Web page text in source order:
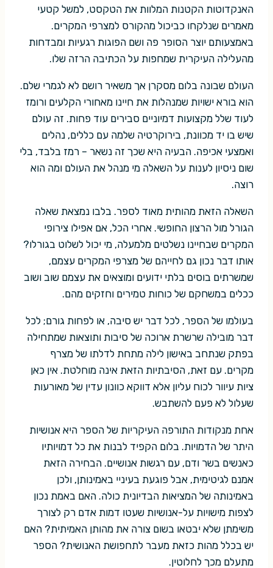
האנקדוטות הקטנות המלוות את הטקסט, למשל קטעי
מאמרים שנלקחו כביכול מהקורס למצרפי המקרים.
באמצעותם יוצר הסופר פה ושם הפוגות רגעיות ומבדחות
מהעלילה העיקרית שמחפות על הכתיבה הרזה שלו.
העולם שבונה בלום מסקרן אך משאיר רושם לא לגמרי שלם.
הוא בורא ישויות שמנהלות את חיינו מאחורי הקלעים ורומז
לעוד שלל מקצועות דמיוניים סבירים עוד פחות. זה עולם
שיש בו יד מכוונת, בירוקרטיה שלמה עם כללים, נהלים
ואמצעי אכיפה. הבעיה היא שכך זה נשאר – רמז בלבד, בלי
שום ניסיון לענות על השאלה מי מנהל את העולם ומה הוא
רוצה.
השאלה הזאת מהותית מאוד לספר. בלבו נמצאת שאלה
הגורל מול הרצון החופשי. אחרי הכל, אם אפילו צירופי
המקרים שבחיינו נשלטים מלמעלה, מי יכול לשלוט בגורלו?
אותו דבר נכון גם לחייהם של מצרפי המקרים עצמם,
שמשרתים בוסים בלתי ידועים ומוצאים את עצמם שוב ושוב
ככלים במשחקם של כוחות טמירים וחזקים מהם.
בעולמו של הספר, לכל דבר יש סיבה, או לפחות גורם; לכל
דבר מובילה שרשרת ארוכה של סיבות ותוצאות שמתחילה
בפתק שנתחב באישון לילה מתחת לדלתו של מצרף
מקרים. עם זאת, הסיבתיות הזאת אינה מוחלטת. אין כאן
ציות עיוור לכוח עליון אלא דווקא כוונון עדין של מאורעות
שעלול לא פעם להשתבש.
אחת מנקודות התורפה העיקריות של הספר היא אנושיות
היתר של הדמויות. בלום הקפיד לבנות את כל דמויותיו
כאנשים בשר ודם, עם רגשות אנושיים. הבחירה הזאת
אמנם לגיטימית, אבל פוגעת בעיניי באמינותן, ולכן
באמינותה של המציאות הבדיונית כולה. האם באמת נכון
לצפות מישויות על-אנושיות שעטו דמות אדם רק לצורך
משימתן שלא יבטאו בשום צורה את מהותן האמיתית? האם
יש בכלל מהות כזאת מעבר לתחפושת האנושית? הספר
מתעלם מכך לחלוטין.